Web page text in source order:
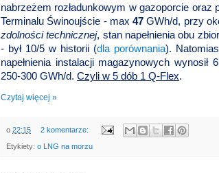
nabrzeżem rozładunkowym w gazoporcie
Terminalu Świnoujście - max47 GWh/d, przy
zdolności technicznej, stan napełnienia obu
- był 10/5 w historii (dla porównania).
napełnienia instalacji magazynowych
250-300 GWh/d. Czyli w 5 dób 1 Q-Flex.
Czytaj więcej »
o 22:15 2 komentarze:
Etykiety: o LNG na morzu